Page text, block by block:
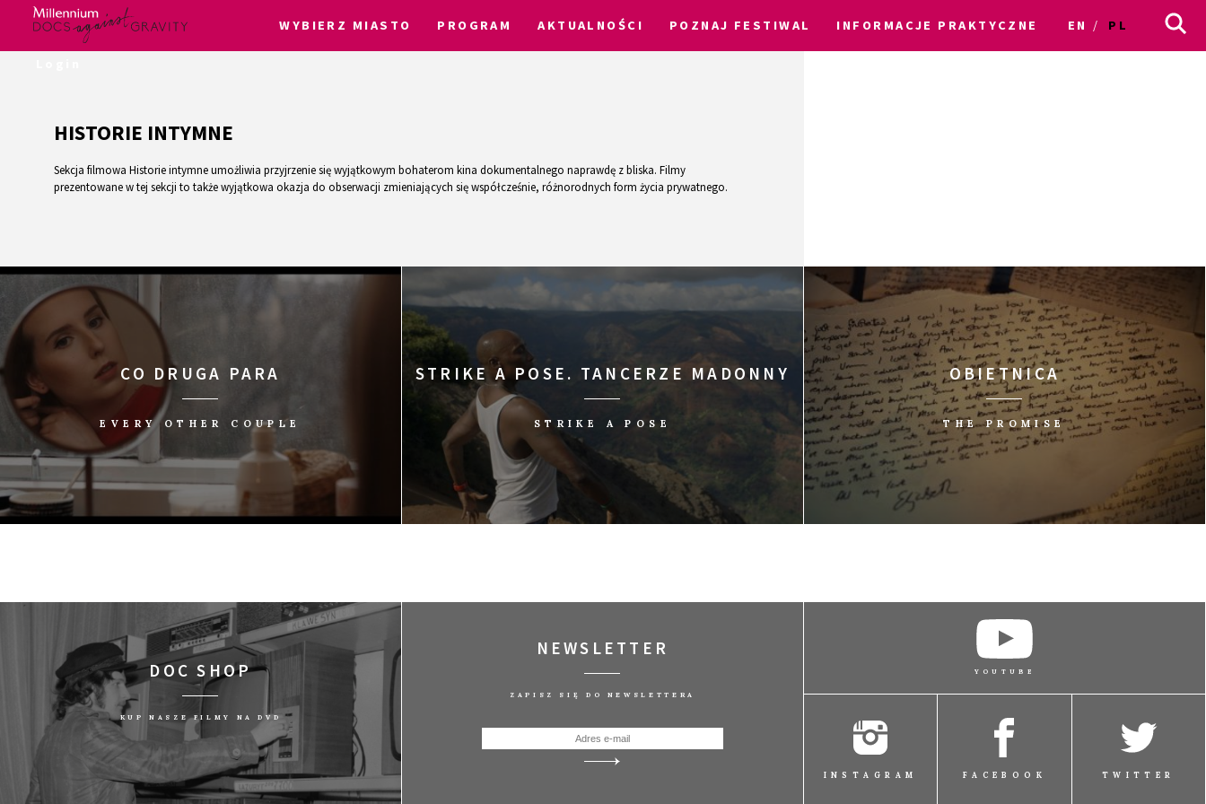
WYBIERZ MIASTO PROGRAM AKTUALNOŚCI POZNAJ FESTIWAL INFORMACJE PRAKTYCZNE EN PL
HISTORIE INTYMNE
Sekcja filmowa Historie intymne umożliwia przyjrzenie się wyjątkowym bohaterom kina dokumentalnego naprawdę z bliska. Filmy
prezentowane w tej sekcji to także wyjątkowa okazja do obserwacji zmieniających się współcześnie, różnorodnych form życia prywatnego.
CO DRUGA PARA
EVERY OTHER COUPLE
STRIKE A POSE. TANCERZE MADONNY
STRIKE A POSE
OBIETNICA
THE PROMISE
DOC SHOP
KUP NASZE FILMY NA DVD
NEWSLETTER
ZAPISZ SIĘ DO NEWSLETTERA
YOUTUBE
INSTAGRAM FACEBOOK TWITTER